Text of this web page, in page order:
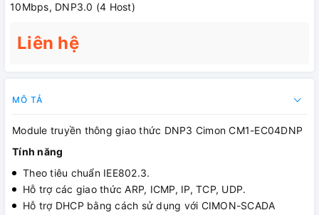
10Mbps, DNP3.0 (4 Host)
Liên hệ
MÔ TẢ
Module truyền thông giao thức DNP3 Cimon CM1-EC04DNP
Tính năng
Theo tiêu chuẩn IEE802.3.
Hỗ trợ các giao thức ARP, ICMP, IP, TCP, UDP.
Hỗ trợ DHCP bằng cách sử dụng với CIMON-SCADA